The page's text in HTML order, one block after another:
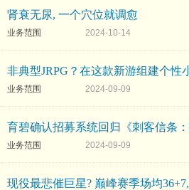
肾衰无尿, 一个穴位就调愈
业务范围 2024-10-14
非典型JRPG？在这款新游组建个性
业务范围 2024-09-09
育碧确认招募系统回归《刺客信条
业务范围 2024-09-09
现役最悲催巨星? 巅峰赛季场均